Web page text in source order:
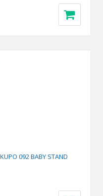
092 BABY STAND